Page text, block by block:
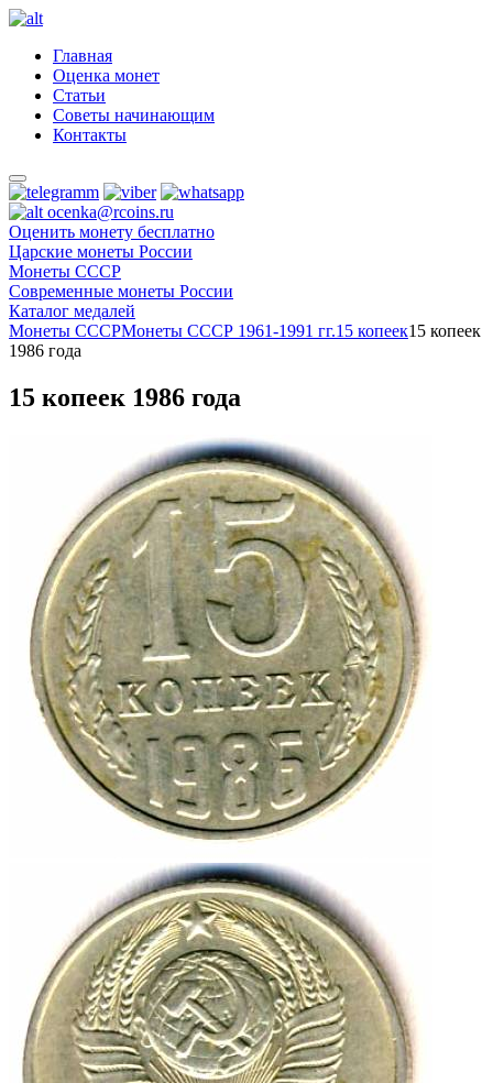
Главная
Оценка монет
Статьи
Советы начинающим
Контакты
ocenka@rcoins.ru
Оценить монету бесплатно
Царские монеты России
Монеты СССР
Современные монеты России
Каталог медалей
Монеты СССРМонеты СССР 1961-1991 гг.15 копеек15 копеек
1986 года
15 копеек 1986 года